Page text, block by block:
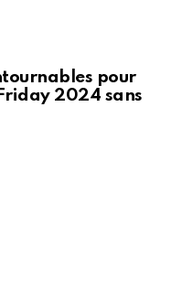
pour
2024 sans